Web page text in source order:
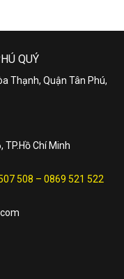
QUÝ
Thạnh, Quận Tân Phú,
TP.Hồ Chí Minh
508 – 0869 521 522